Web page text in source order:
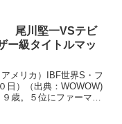
尾川堅一VSテビ
ー級タイトルマッ
メリカ）IBF世界S・フ
日）（出典：WOWOW)
歳。５位にファーマー